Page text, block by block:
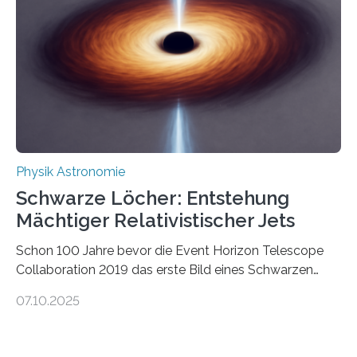
Wissenschaftsjournal Science Advances veröffentlichte
die Herleitung. (DOI: 10.1126/sciadv.adw8462)
Verbrennungsmotoren oder Dampfturbinen sind
Wärmekraftmaschinen: Sie wandeln thermische
Energie in mechanische Bewegung um – oder anders
ausgedrückt, Wärme in Bewegung. In
quantenmechanischen Experimenten ist es in den…
Physik Astronomie
Schwarze Löcher: Entstehung
Mächtiger Relativistischer Jets
Schon 100 Jahre bevor die Event Horizon Telescope
Collaboration 2019 das erste Bild eines Schwarzen
hatte der Astronom Heber Curtis einen seltsamen
07.10.2025